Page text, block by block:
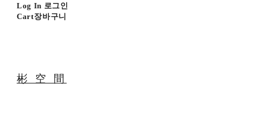
Log In 로그인
Cart장바구니
彬 空 間